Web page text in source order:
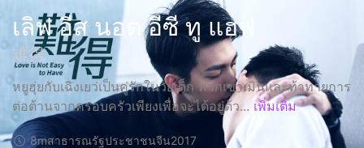
เลิฟ อีส นอต อีซี ทู แฮฟ
难得
หยูฮุ่ยกับเฉิงเยว่เป็นคู่รักในวัยเด็ก พวกเขาเมินและท้าทายการ
ต่อต้านจากครอบครัวเพียงเพื่อจะได้อยู่ด้ว... เพิ่มเติม
8mสาธารณรัฐประชาชนจีน2017